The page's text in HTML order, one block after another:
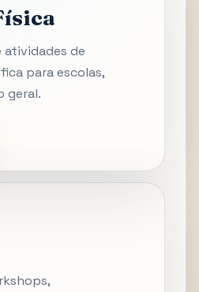
atividades de
para escolas,
geral.